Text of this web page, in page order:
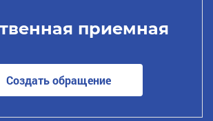
приемная
Создать обращение